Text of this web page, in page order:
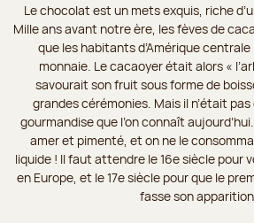
Le chocolat est un mets exquis, riche
Mille ans avant notre ère, les fèves de
que les habitants d’Amérique
monnaie. Le cacaoyer était alors «
savourait son fruit sous forme de
grandes cérémonies. Mais il n’était
gourmandise que l’on connaît
amer et pimenté, et on ne le
liquide ! Il faut attendre le 16e siècle pour
en Europe, et le 17e siècle pour que le
fasse son apparition.